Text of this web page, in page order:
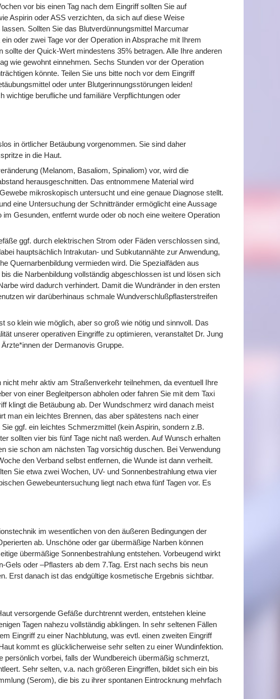
vor bis einen Tag nach dem Eingriff sollten Sie auf
Aspirin oder ASS verzichten, da sich auf diese Weise
Sollten Sie das Blutverdünnungsmittel Marcumar
oder zwei Tage vor der Operation in Absprache mit Ihrem
der Quick-Wert mindestens 35% betragen. Alle Ihre anderen
wie gewohnt einnehmen. Sechs Stunden vor der Operation
könnte. Teilen Sie uns bitte noch vor dem Eingriff
oder unter Blutgerinnungsstörungen leiden!
wichtige berufliche und familiäre Verpflichtungen oder
in örtlicher Betäubung vorgenommen. Sie sind daher
in die Haut.
(Melanom, Basaliom, Spinaliom) vor, wird die
herausgeschnitten. Das entnommene Material wird
mikroskopisch untersucht und eine genaue Diagnose stellt.
eine Untersuchung der Schnittränder ermöglicht eine Aussage
Gesunden, entfernt wurde oder ob noch eine weitere Operation
ggf. durch elektrischen Strom oder Fäden verschlossen sind,
hauptsächlich Intrakutan- und Subkutannähte zur Anwendung,
Quernarbenbildung vermieden wird. Die Spezialfäden aus
die Narbenbildung vollständig abgeschlossen ist und lösen sich
wird dadurch verhindert. Damit die Wundränder in den ersten
wir darüberhinaus schmale Wundverschlußpflasterstreifen
so klein wie möglich, aber so groß wie nötig und sinnvoll. Das
unserer operativen Eingriffe zu optimieren, veranstaltet Dr. Jung
der Dermanovis Gruppe.
mehr aktiv am Straßenverkehr teilnehmen, da eventuell Ihre
von einer Begleitperson abholen oder fahren Sie mit dem Taxi
klingt die Betäubung ab. Der Wundschmerz wird danach meist
man ein leichtes Brennen, das aber spätestens nach einer
ggf. ein leichtes Schmerzmittel (kein Aspirin, sondern z.B.
sollten vier bis fünf Tage nicht naß werden. Auf Wunsch erhalten
sie schon am nächsten Tag vorsichtig duschen. Bei Verwendung
den Verband selbst entfernen, die Wunde ist dann verheilt.
Sie etwa zwei Wochen, UV- und Sonnenbestrahlung etwa vier
Gewebeuntersuchung liegt nach etwa fünf Tagen vor. Es
im wesentlichen von den äußeren Bedingungen der
ab. Unschöne oder gar übermäßige Narben können
übermäßige Sonnenbestrahlung entstehen. Vorbeugend wirkt
Gels oder –Pflasters ab dem 7.Tag. Erst nach sechs bis neun
Erst danach ist das endgültige kosmetische Ergebnis sichtbar.
versorgende Gefäße durchtrennt werden, entstehen kleine
Tagen nahezu vollständig abklingen. In sehr seltenen Fällen
Eingriff zu einer Nachblutung, was evtl. einen zweiten Eingriff
kommt es glücklicherweise sehr selten zu einer Wundinfektion.
vorbei, falls der Wundbereich übermäßig schmerzt,
Sehr selten, v.a. nach größeren Eingriffen, bildet sich ein bis
(Serom), die bis zu ihrer spontanen Eintrocknung mehrfach